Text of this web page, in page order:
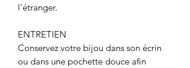
l'étranger.
ENTRETIEN
Conservez votre bijou dans son écrin
ou dans une pochette douce afin